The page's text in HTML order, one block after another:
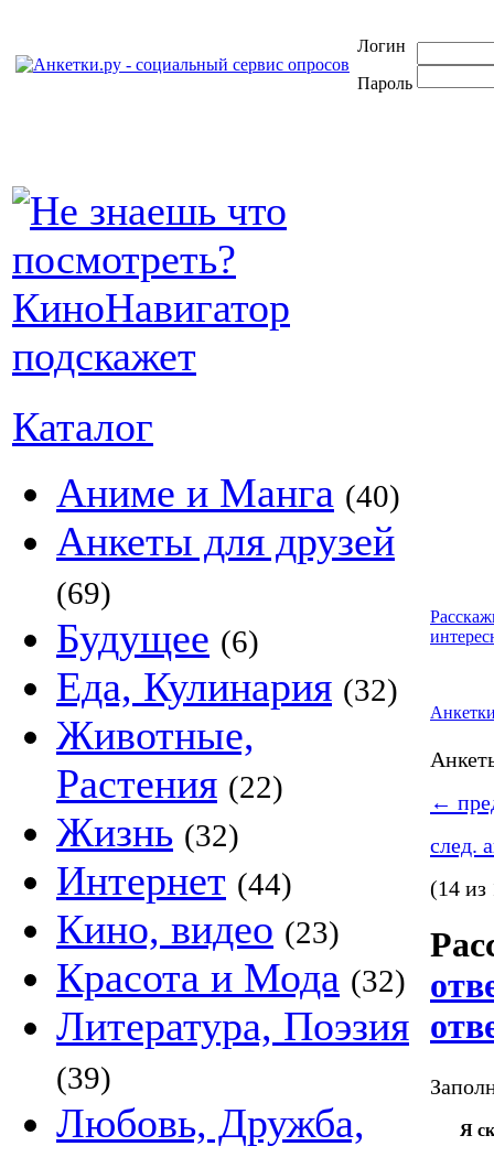
Логин
Пароль
Каталог
Аниме и Манга (40)
Анкеты для друзей
(69)
Будущее (6)
Еда, Кулинария (32)
Животные,
Растения (22)
Жизнь (32)
Интернет (44)
Кино, видео (23)
Красота и Мода (32)
Литература, Поэзия
(39)
Любовь, Дружба,
←
след.
(14 из
Я